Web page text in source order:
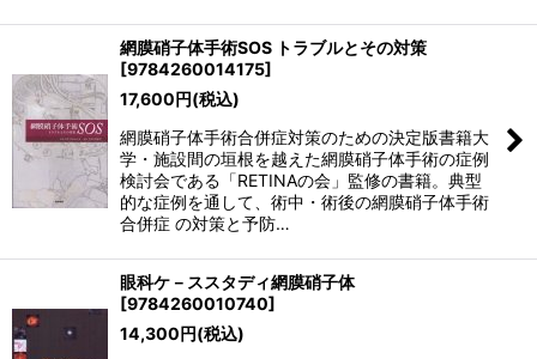
網膜硝子体手術SOS トラブルとその対策
[9784260014175]
17,600円(税込)
網膜硝子体手術合併症対策のための決定版書籍大
学・施設間の垣根を越えた網膜硝子体手術の症例
検討会である「RETINAの会」監修の書籍。典型
的な症例を通して、術中・術後の網膜硝子体手術
合併症 の対策と予防…
眼科ケ－ススタディ網膜硝子体
[9784260010740]
14,300円(税込)